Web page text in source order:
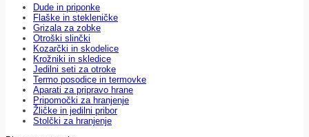
Dude in priponke
Flaške in stekleničke
Grizala za zobke
Otroški slinčki
Kozarčki in skodelice
Krožniki in skledice
Jedilni seti za otroke
Termo posodice in termovke
Aparati za pripravo hrane
Pripomočki za hranjenje
Žličke in jedilni pribor
Stolčki za hranjenje